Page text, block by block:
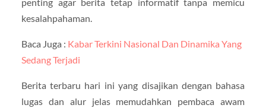
kesalahpahaman.
Baca Juga : Kabar Terkini Nasional Dan Dinamika Yang
Sedang Terjadi
Berita terbaru hari ini yang disajikan dengan bahasa
lugas dan alur jelas memudahkan pembaca awam